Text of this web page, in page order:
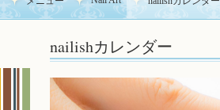
nailishカレンダー